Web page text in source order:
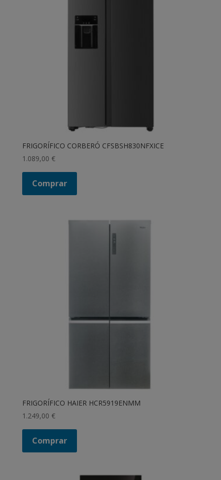
FRIGORÍFICO CORBERÓ CFSBSH830NFXICE
1.089,00 €
Comprar
FRIGORÍFICO HAIER HCR5919ENMM
1.249,00 €
Comprar